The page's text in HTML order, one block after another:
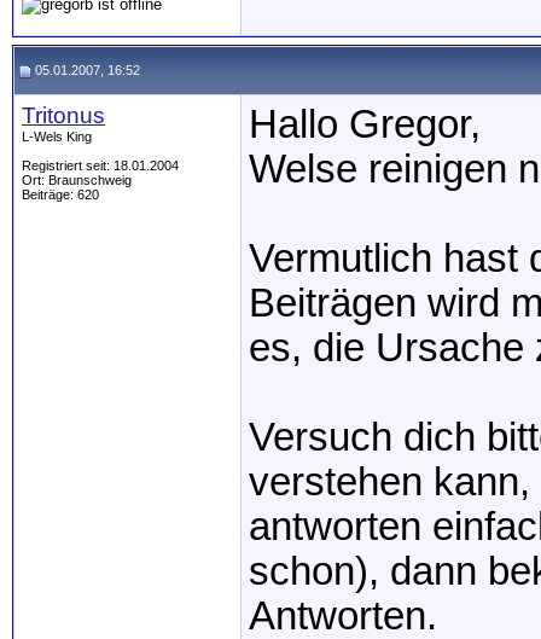
05.01.2007, 16:52
Tritonus
L-Wels King
Registriert seit: 18.01.2004
Ort: Braunschweig
Beiträge: 620
Hallo Gregor,
Welse reinigen
Vermutlich hast
Beiträgen wird
es, die Ursache
Versuch dich
verstehen
antworten
schon), dann
Antworten.